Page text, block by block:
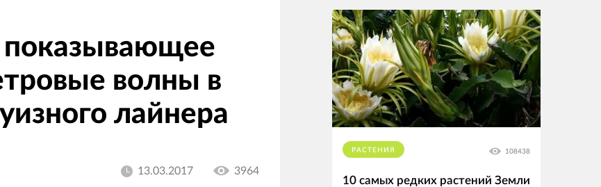
показывающее
волны в
лайнера
13.03.2017 3964
РАСТЕНИЯ 108438
10 самых редких растений Земли